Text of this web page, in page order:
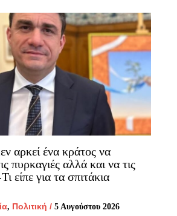
αρκεί ένα κράτος να
πυρκαγιές αλλά και να τις
είπε για τα σπιτάκια
, Πολιτική / 5 Αυγούστου 2026